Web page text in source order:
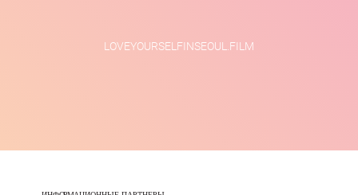
LOVEYOURSELFINSEOUL.FILM